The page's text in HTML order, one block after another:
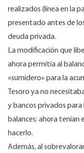
realizados (línea en la
presentado antes de
deuda privada.
La modificación que
ahora permitía al
«sumidero» para la
Tesoro ya no
y bancos privados para
balances: ahora tenían
hacerlo.
Además, al